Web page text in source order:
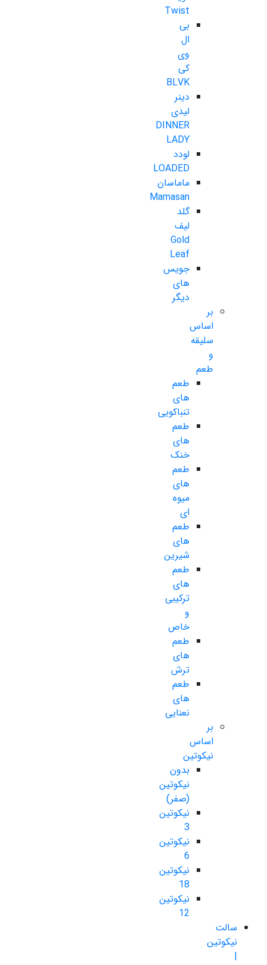
Twist
بی
ال
وی
کی
BLVK
دینر
لیدی
DINNER
LADY
لودد
LOADED
ماماسان
Mamasan
گلد
لیف
Gold
Leaf
جویس
های
دیگر
بر
اساس
سلیقه
و
طعم
طعم
های
تنباکویی
طعم
های
خنک
طعم
های
میوه
ای
طعم
های
شیرین
طعم
های
ترکیبی
و
خاص
طعم
های
ترش
طعم
های
نعنایی
بر
اساس
نیکوتین
بدون
نیکوتین
(صفر)
نیکوتین
3
نیکوتین
6
نیکوتین
18
نیکوتین
12
سالت
نیکوتین
|